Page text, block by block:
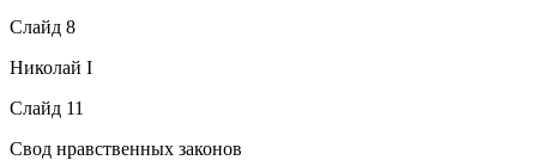
Слайд 8
Николай I
Слайд 11
Свод нравственных законов